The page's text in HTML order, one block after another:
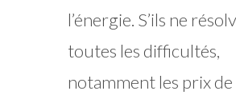
l’énergie. S’ils ne
toutes les difficultés,
notamment les prix de